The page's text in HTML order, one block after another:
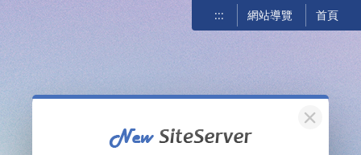
::: 網站導覽 首頁
關閉